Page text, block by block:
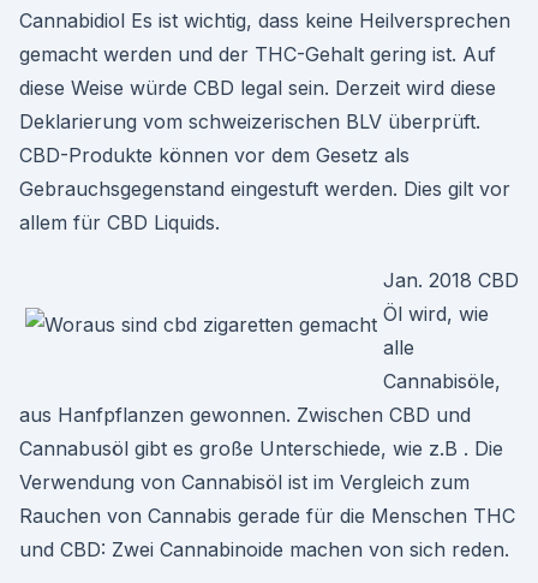
Cannabidiol Es ist wichtig, dass keine Heilversprechen
gemacht werden und der THC-Gehalt gering ist. Auf
diese Weise würde CBD legal sein. Derzeit wird diese
Deklarierung vom schweizerischen BLV überprüft.
CBD-Produkte können vor dem Gesetz als
Gebrauchsgegenstand eingestuft werden. Dies gilt vor
allem für CBD Liquids.
Jan. 2018 CBD
Öl wird, wie
alle
Cannabisöle,
aus Hanfpflanzen gewonnen. Zwischen CBD und
Cannabusöl gibt es große Unterschiede, wie z.B . Die
Verwendung von Cannabisöl ist im Vergleich zum
Rauchen von Cannabis gerade für die Menschen THC
und CBD: Zwei Cannabinoide machen von sich reden.